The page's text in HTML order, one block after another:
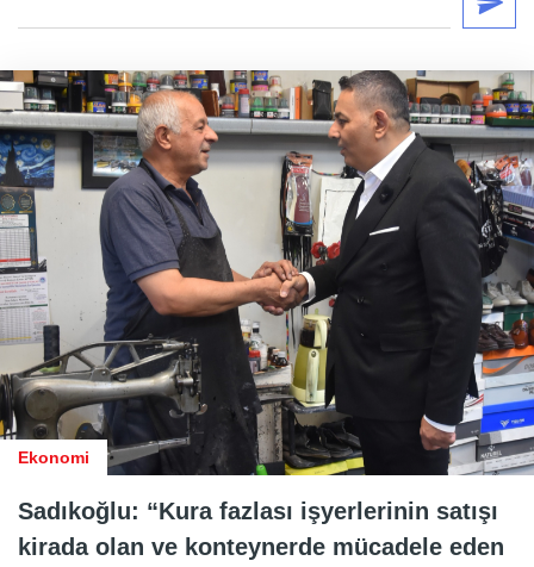
Ekonomi
Sadıkoğlu: “Kura fazlası işyerlerinin satışı
kirada olan ve konteynerde mücadele eden